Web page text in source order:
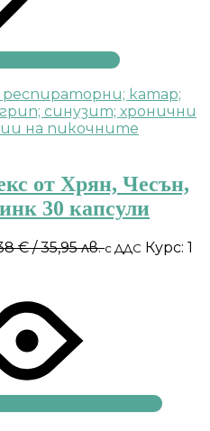
от Хрян, Чесън,
30 капсули
€/ 35,95 лв.с ДДС Курс: 1